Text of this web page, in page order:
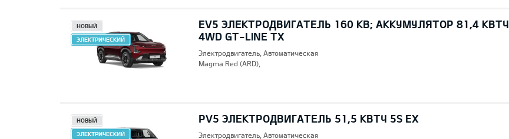
EV5 ЭЛЕКТРОДВИГАТЕЛЬ 160 КВ; AККУМУЛЯТОР 81,4 КВТЧ
4WD GT-LINE TX
НОВЫЙ
ЭЛЕКТРИЧЕСКИЙ
Электродвигатель, Автоматическая
Magma Red (ARD),
PV5 ЭЛЕКТРОДВИГАТЕЛЬ 51,5 КВТЧ 5S EX
НОВЫЙ
ЭЛЕКТРИЧЕСКИЙ
Электродвигатель, Автоматическая